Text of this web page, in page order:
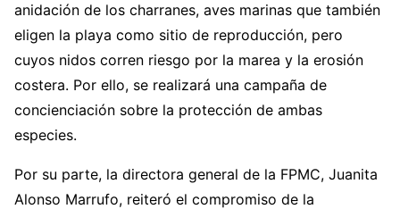
anidación de los charranes, aves marinas que también
eligen la playa como sitio de reproducción, pero
cuyos nidos corren riesgo por la marea y la erosión
costera. Por ello, se realizará una campaña de
concienciación sobre la protección de ambas
especies.
Por su parte, la directora general de la FPMC, Juanita
Alonso Marrufo, reiteró el compromiso de la